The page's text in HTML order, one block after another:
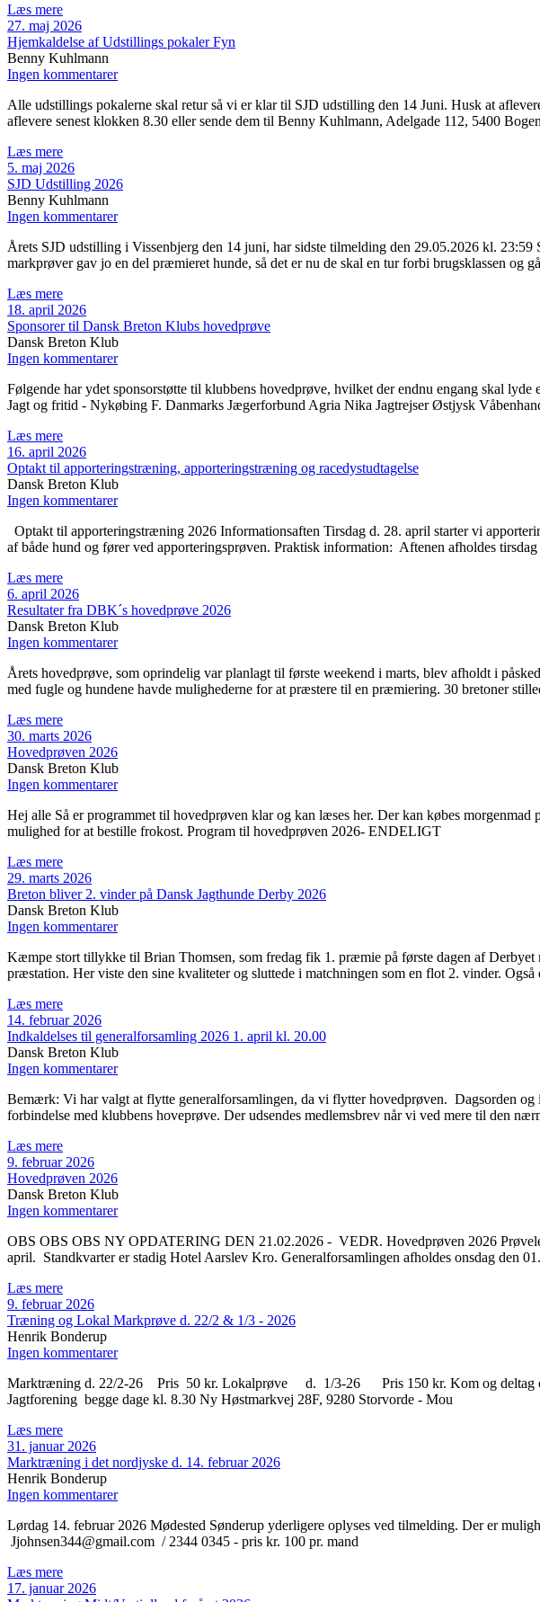
Læs mere
27. maj 2026
Hjemkaldelse af Udstillings pokaler Fyn
Benny Kuhlmann
Ingen kommentarer
Alle udstillings pokalerne skal retur så vi er klar til SJD udstilling den 14 Juni. Husk at
aflevere senest klokken 8.30 eller sende dem til Benny Kuhlmann, Adelgade 112, 5400
Læs mere
5. maj 2026
SJD Udstilling 2026
Benny Kuhlmann
Ingen kommentarer
Årets SJD udstilling i Vissenbjerg den 14 juni, har sidste tilmelding den 29.05.2026 kl.
markprøver gav jo en del præmieret hunde, så det er nu de skal en tur forbi brugsklassen og
Læs mere
18. april 2026
Sponsorer til Dansk Breton Klubs hovedprøve
Dansk Breton Klub
Ingen kommentarer
Følgende har ydet sponsorstøtte til klubbens hovedprøve, hvilket der endnu engang skal
Jagt og fritid - Nykøbing F. Danmarks Jægerforbund Agria Nika Jagtrejser Østjysk
Læs mere
16. april 2026
Optakt til apporteringstræning, apporteringstræning og racedystudtagelse
Dansk Breton Klub
Ingen kommentarer
Optakt til apporteringstræning 2026 Informationsaften Tirsdag d. 28. april starter vi
af både hund og fører ved apporteringsprøven. Praktisk information: Aftenen afholdes
Læs mere
6. april 2026
Resultater fra DBK´s hovedprøve 2026
Dansk Breton Klub
Ingen kommentarer
Årets hovedprøve, som oprindelig var planlagt til første weekend i marts, blev afholdt i
med fugle og hundene havde mulighederne for at præstere til en præmiering. 30 bretoner
Læs mere
30. marts 2026
Hovedprøven 2026
Dansk Breton Klub
Ingen kommentarer
Hej alle Så er programmet til hovedprøven klar og kan læses her. Der kan købes
mulighed for at bestille frokost. Program til hovedprøven 2026- ENDELIGT
Læs mere
29. marts 2026
Breton bliver 2. vinder på Dansk Jagthunde Derby 2026
Dansk Breton Klub
Ingen kommentarer
Kæmpe stort tillykke til Brian Thomsen, som fredag fik 1. præmie på første dagen af
præstation. Her viste den sine kvaliteter og sluttede i matchningen som en flot 2. vinder.
Læs mere
14. februar 2026
Indkaldelses til generalforsamling 2026 1. april kl. 20.00
Dansk Breton Klub
Ingen kommentarer
Bemærk: Vi har valgt at flytte generalforsamlingen, da vi flytter hovedprøven. Dagsorden
forbindelse med klubbens hoveprøve. Der udsendes medlemsbrev når vi ved mere til den
Læs mere
9. februar 2026
Hovedprøven 2026
Dansk Breton Klub
Ingen kommentarer
OBS OBS OBS NY OPDATERING DEN 21.02.2026 - VEDR. Hovedprøven 2026
april. Standkvarter er stadig Hotel Aarslev Kro. Generalforsamlingen afholdes onsdag den
Læs mere
9. februar 2026
Træning og Lokal Markprøve d. 22/2 & 1/3 - 2026
Henrik Bonderup
Ingen kommentarer
Marktræning d. 22/2-26 Pris 50 kr. Lokalprøve d. 1/3-26 Pris 150 kr. Kom og deltag og
Jagtforening begge dage kl. 8.30 Ny Høstmarkvej 28F, 9280 Storvorde - Mou
Læs mere
31. januar 2026
Marktræning i det nordjyske d. 14. februar 2026
Henrik Bonderup
Ingen kommentarer
Lørdag 14. februar 2026 Mødested Sønderup yderligere oplyses ved tilmelding. Der er
Jjohnsen344@gmail.com / 2344 0345 - pris kr. 100 pr. mand
Læs mere
17. januar 2026